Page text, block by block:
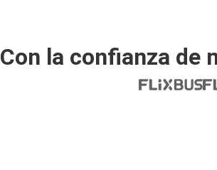
Con la confianza de